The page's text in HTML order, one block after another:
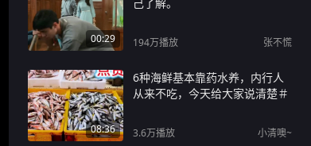
00:29 194万播放 张不慌
08:36
6种海鲜基本靠药水养，内行人
从来不吃，今天给大家说清楚＃
3.6万播放 小清噢~